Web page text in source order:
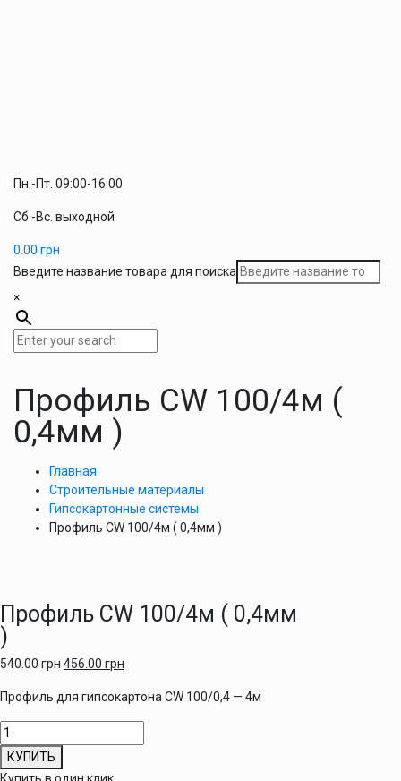
Пн.-Пт. 09:00-16:00
Сб.-Вс. выходной
0.00 грн
Введите название товара для поиска
×
Профиль CW 100/4м (
0,4мм )
Главная
Строительные материалы
Гипсокартонные системы
Профиль CW 100/4м ( 0,4мм )
Профиль CW 100/4м ( 0,4мм
)
540.00грн456.00 грн
Профиль для гипсокартона CW 100/0,4 — 4м
Количество
товара
Профиль
КУПИТЬ